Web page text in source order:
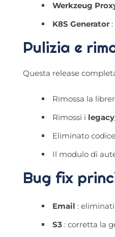
Werkzeug
K8S Generator
Pulizia e
Questa release
Rimossa la
Rimossi i
Eliminato
Il modulo di
Bug fix
Email :
S3 : corretta la